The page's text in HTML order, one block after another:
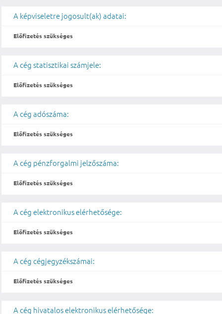
A képviseletre jogosult(ak) adatai:
Előfizetés szükséges
A cég statisztikai számjele:
Előfizetés szükséges
A cég adószáma:
Előfizetés szükséges
A cég pénzforgalmi jelzőszáma:
Előfizetés szükséges
A cég elektronikus elérhetősége:
Előfizetés szükséges
A cég cégjegyzékszámai:
Előfizetés szükséges
A cég hivatalos elektronikus elérhetősége: